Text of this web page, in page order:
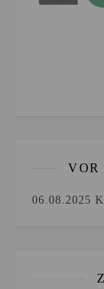
VOR
06.08.2025